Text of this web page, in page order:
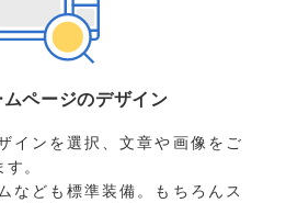
ページのデザイン
インを選択、文章や画像をご
。
なども標準装備。もちろんス